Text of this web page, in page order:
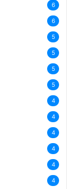
6
6
5
5
5
5
4
4
4
4
4
4